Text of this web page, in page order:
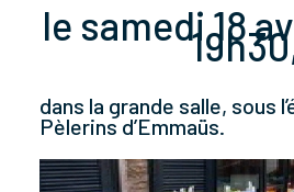
le samedi 18
dans la grande salle, sous
Pèlerins d’Emmaüs.